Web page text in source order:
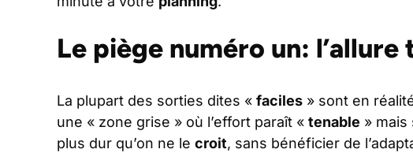
Le piège numéro un:
La plupart des sorties dites « faciles » sont en
une « zone grise » où l’effort paraît « tenable » mais
plus dur qu’on ne le croit, sans bénéficier de